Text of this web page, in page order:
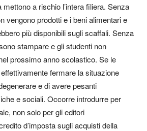
a rischio l’intera filiera. Senza
vengono prodotti e i beni alimentari e
più disponibili sugli scaffali. Senza
stampare e gli studenti non
prossimo anno scolastico. Se le
fermare la situazione
e di avere pesanti
e sociali. Occorre introdurre per
non solo per gli editori
d’imposta sugli acquisti della